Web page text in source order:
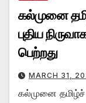
கல்முனை
புதிய
பெற்றது
MARCH 31,
கல்முனை தமிழ்ச்